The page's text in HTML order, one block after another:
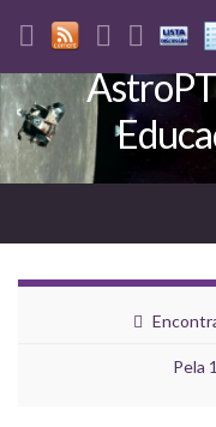
Search for:
Pela